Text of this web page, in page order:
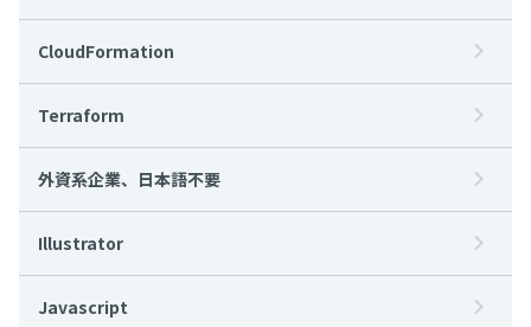
CloudFormation
Terraform
外資系企業、日本語不要
Illustrator
Javascript